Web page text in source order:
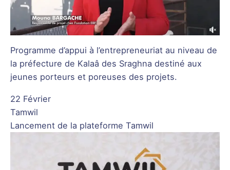
Programme d’appui à l’entrepreneuriat au niveau de
la préfecture de Kalaâ des Sraghna destiné aux
jeunes porteurs et poreuses des projets.
22 Février
Tamwil
Lancement de la plateforme Tamwil